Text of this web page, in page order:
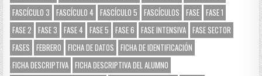
FASCÍCULO 3
FASCÍCULO 4 FASCÍCULO 5 FASCÍCULOS FASE FASE 1
FASE 2
FASE 3 FASE 4 FASE 5 FASE 6 FASE INTENSIVA FASE SECTOR
FASES
FEBRERO FICHA DE DATOS
FICHA DE IDENTIFICACIÓN
FICHA DESCRIPTIVA FICHA DESCRIPTIVA DEL ALUMNO